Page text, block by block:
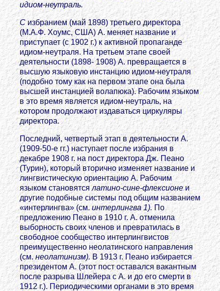
идиом-неутраль.
Сизбранием (май 1898) третьего директора
(М.А.Ф. Хоумс, США) А. меняет название и
приступает (с 1902 г.) к активной пропаганде
идиом-неутраля. На третьем этапе своей
деятельности (1898- 1908) А. превращается в
высшую языковую инстанцию идиом-неутраля
(подобно тому как на первом этапе она была
высшей инстанцией волапюка). Рабочим языком
в это время является идиом-неутраль, на
котором продолжают издаваться циркуляры
директора.
Последний, четвертый этап в деятельности А.
(1909-50-е гг.) наступает после избрания в
декабре 1908 г. на пост директора Дж. Пеано
(Турин), который вторично изменяет название и
лингвистическую ориентацию А. Рабочим
языком становятсялатино-сине-флексионеи
другие подобные системы под общим названием
«интерлингва» (см.интерлингва 1). По
предложению Пеано в 1910 г. А. отменила
выборность своих членов и превратилась в
свободное сообщество интерлингвистов
преимущественно неолатинского направления
(см. неолатинизм).В 1913 г. Пеано избирается
президентом А. (этот пост оставался вакантным
после разрыва Шлейера с А. и до его смерти в
1912 г.). Периодическими органами в это время